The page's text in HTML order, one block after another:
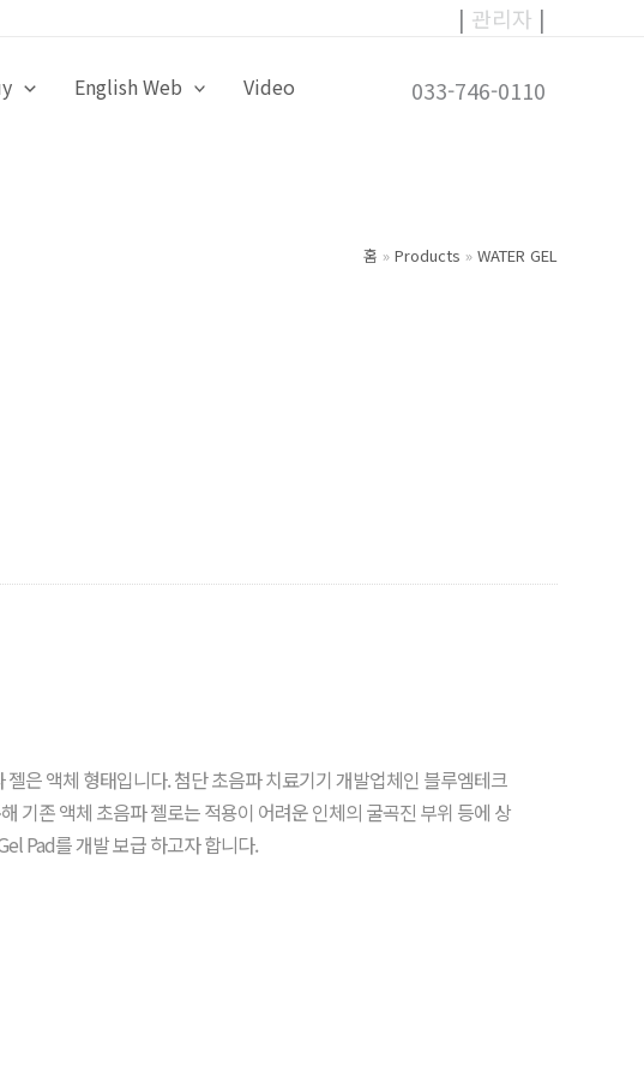
| 관리자 |
English Web Video 033-746-0110
홈 Products WATER GEL
은 액체 형태입니다. 첨단 초음파 치료기기 개발업체인 블루엠테크
기존 액체 초음파 젤로는 적용이 어려운 인체의 굴곡진 부위 등에 상
Pad를 개발 보급 하고자 합니다.